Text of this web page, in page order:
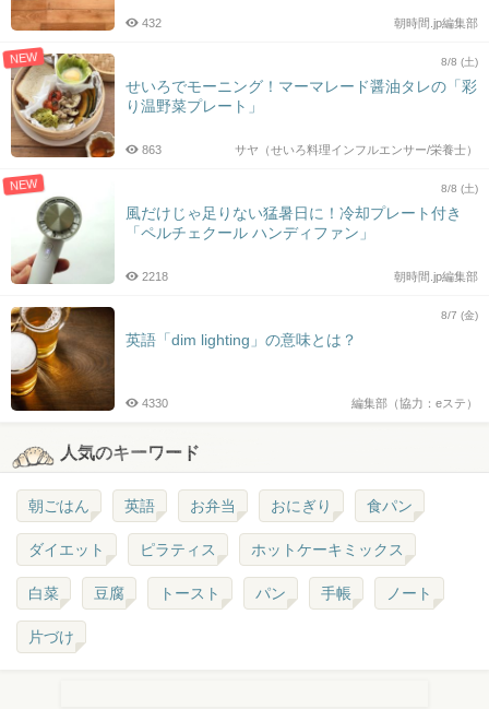
朝時間.jp編集部
432
NEW 8/8 (土)
せいろでモーニング！マーマレード醤油タレの「彩
り温野菜プレート」
サヤ（せいろ料理インフルエンサー/栄養士）
863
NEW 8/8 (土)
風だけじゃ足りない猛暑日に！冷却プレート付き
「ペルチェクール ハンディファン」
朝時間.jp編集部
2218
8/7 (金)
英語「dim lighting」の意味とは？
編集部（協力：eステ）
4330
人気のキーワード
朝ごはん 英語 お弁当 おにぎり 食パン
ダイエット ピラティス ホットケーキミックス
白菜 豆腐 トースト パン 手帳 ノート
片づけ